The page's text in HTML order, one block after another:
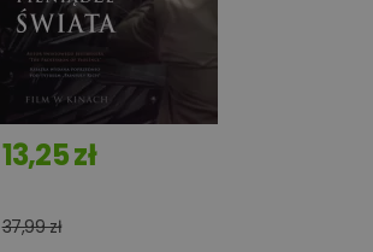
13,25 zł
37,99 zł